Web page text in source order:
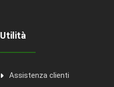
Utilità
Assistenza clienti